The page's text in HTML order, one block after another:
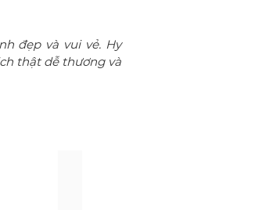
đẹp và vui vẻ. Hy
thật dễ thương và